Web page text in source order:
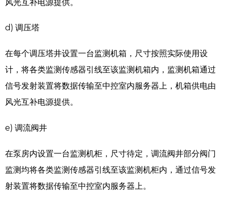
风光互补电源提供。
d) 调压塔
在每个调压塔井设置一台监测机箱，尺寸按照实际使用设
计，将各类监测传感器引线至该监测机箱内，监测机箱通过
信号发射装置将数据传输至中控室内服务器上，机箱供电由
风光互补电源提供。
e) 调流阀井
在泵房内设置一台监测机柜，尺寸待定，调流阀井部分阀门
监测均将各类监测传感器引线至该监测机柜内，通过信号发
射装置将数据传输至中控室内服务器上。